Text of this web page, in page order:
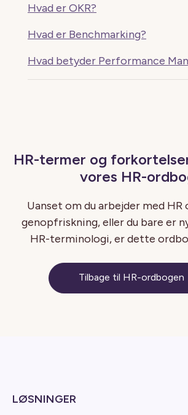
Hvad er OKR?
Hvad er Benchmarking?
Hvad betyder Performance
HR-termer og
vores HR-
Uanset om du arbejder med HR
genopfriskning, eller du bare er
HR-terminologi, er dette
Tilbage til HR-ordbogen
LØSNINGER